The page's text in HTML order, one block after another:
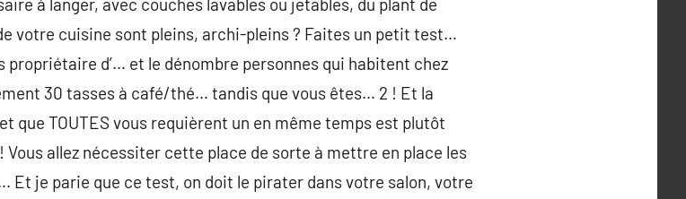
votre cuisine sont pleins, archi-pleins ? Faites un petit test…
propriétaire d’… et le dénombre personnes qui habitent chez
30 tasses à café/thé… tandis que vous êtes… 2 ! Et la
que TOUTES vous requièrent un en même temps est plutôt
allez nécessiter cette place de sorte à mettre en place les
Et je parie que ce test, on doit le pirater dans votre salon, votre